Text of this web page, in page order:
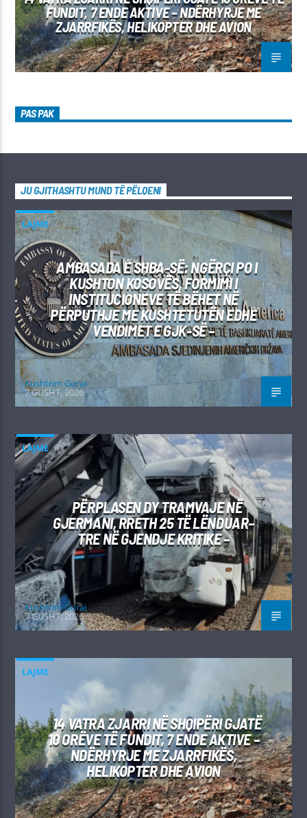
FUNDIT, 7 ENDE AKTIVE – NDËRHYRJE ME
ZJARRFIKËS, HELIKOPTER DHE AVION
PAS PAK
JU GJITHASHTU MUND TË PËLQENI
LAJME
AMBASADA E SHBA-SË: NGËRÇI PO I
KUSHTON KOSOVËS, FORMIMI I
INSTITUCIONEVE TË BËHET NË
PËRPUTHJE ME KUSHTETUTËN EDHE
VENDIMET E GJK-SË –
Kushtrim Guraj
7 GUSHT, 2026
LAJME
PËRPLASEN DY TRAMVAJE NË
GJERMANI, RRETH 25 TË LËNDUAR–
TRE NË GJENDJE KRITIKE –
Kushtrim Guraj
7 GUSHT, 2026
LAJME
14 VATRA ZJARRI NË SHQIPËRI GJATË
10 ORËVE TË FUNDIT, 7 ENDE AKTIVE –
NDËRHYRJE ME ZJARRFIKËS,
HELIKOPTER DHE AVION